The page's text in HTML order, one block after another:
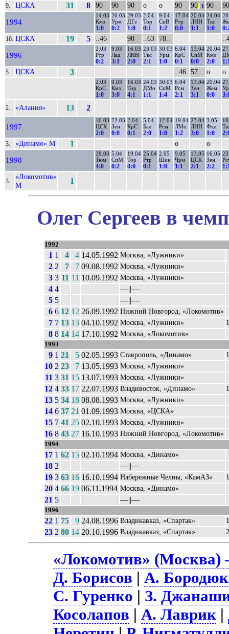
9. ЦСКА 31 8 90 90 90 о о 90 90 1 90 90
1994
14.03
Кмз
1:0
26.03
Урм
0:2
29.03
ДГз
1:0
2.04
Тор
0:1
9.04
СпВ
1:2
17.04
Ртр
0:0
20.04
ЛНН
1:1
24.04
Ткс
1:0
10. ЦСКА 19 5 ..46 90 ..63 78..
1996
2.03
Ртр
0:2
9.03
Лад
3:1
16.03
ЛНН
2:0
23.03
Ткс
2:1
30.03
Урм
1:0
6.04
КрС
0:1
13.04
СпМ
0:0
20.04
Кмз
2:0
5. ЦСКА 3 ..46 57.. о о
2.03
КрС
1:0
9.03
Кмз
3:0
16.03
Тор
4:1
24.03
ДМо
1:1
30.03
СпМ
1:4
6.04
Рсм
2:1
13.04
Зен
3:1
20.04
Жем
0:0
2. «Алания» 13 2
1997
16.03
ЦСК
2:0
22.03
Зен
0:0
2.04
КрС
0:1
5.04
Бал
2:0
12.04
Рсм
1:0
19.04
ЛМо
1:2
23.04
ЛНН
3:0
3.05
Фкл
1:0
3. «Динамо» М 1 о о
1998
28.03
Тюм
4:0
5.04
СпМ
0:2
19.04
Тор
0:0
25.04
Ртр
0:1
2.05
Шин
1:0
9.05
Чрм
1:1
13.05
ЦСК
2:1
16.05
Зен
2:2
3.
«Локомотив»
М
1
Олег Сергеев в
1992
1 1 4 4 14.05.1992 Москва, «Лужники»
2 2 7 7 09.08.1992 Москва, «Лужники»
3 3 11 11 10.09.1992 Москва, «Лужники»
4 4
––||––
5 5
––||––
6 6 12 12 26.09.1992 Нижний Новгород, «Локомотив»
7 7 13 13 04.10.1992 Москва, «Лужники»
8 8 14 14 17.10.1992 Москва, «Локомотив»
1993
9 1 21 5 02.05.1993 Ставрополь, «Динамо»
10 2 23 7 13.05.1993 Москва, «Лужники»
11 3 31 15 13.07.1993 Москва, «Лужники»
12 4 33 17 22.07.1993 Владивосток, «Динамо»
13 5 34 18 08.08.1993 Москва, «Лужники»
14 6 37 21 01.09.1993 Москва, «ЦСКА»
15 7 41 25 02.10.1993 Москва, «Лужники»
16 8 43 27 16.10.1993 Нижний Новгород, «Локомотив»
1994
17 1 62 15 02.10.1994 Москва, «Динамо»
18 2
––||––
19 3 63 16 16.10.1994 Набережные Челны, «КамАЗ»
20 4 66 19 06.11.1994 Москва, «Динамо»
21 5 ––||––
1996
22 1 75 9 24.08.1996 Владикавказ, «Спартак»
23 2 80 14 20.10.1996 Владикавказ, «Спартак»
«Локомотив» (Москва)
Д. Борисов |А. Бородюк
С. Гуренко | З.
Косолапов |А. Лаврик |